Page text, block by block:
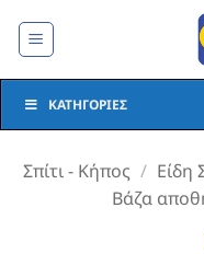
στο
ΚΑΤΗΓΟΡΊΕΣ
Σπίτι - Κήπος / Είδη
Βάζα